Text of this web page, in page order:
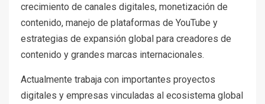
crecimiento de canales digitales, monetización de
contenido, manejo de plataformas de YouTube y
estrategias de expansión global para creadores de
contenido y grandes marcas internacionales.
Actualmente trabaja con importantes proyectos
digitales y empresas vinculadas al ecosistema global